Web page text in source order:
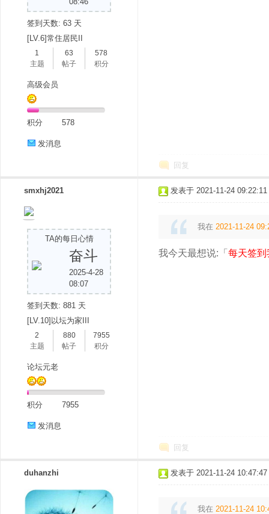
签到天数: 63 天
[LV.6]常住居民II
1
主题
63
帖子
578
积分
高级会员
积分 578
发消息
回复
smxhj2021
TA的每日心情
奋斗
2025-4-28
08:07
签到天数: 881 天
[LV.10]以坛为家III
2
主题
880
帖子
7955
积分
论坛元老
积分 7955
发消息
发表于 2021-11-24 09:22:11
我在 2021-11-24
我今天最想说:「 每天签到
回复
duhanzhi 发表于 2021-11-24 10:47:47
我在 2021-11-24